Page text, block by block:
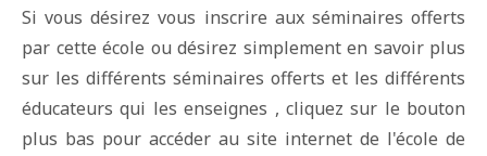
Si vous désirez vous inscrire aux séminaires offerts
par cette école ou désirez simplement en savoir plus
sur les différents séminaires offerts et les différents
éducateurs qui les enseignes , cliquez sur le bouton
plus bas pour accéder au site internet de l'école de